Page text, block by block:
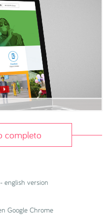
completo
english version
Google Chrome